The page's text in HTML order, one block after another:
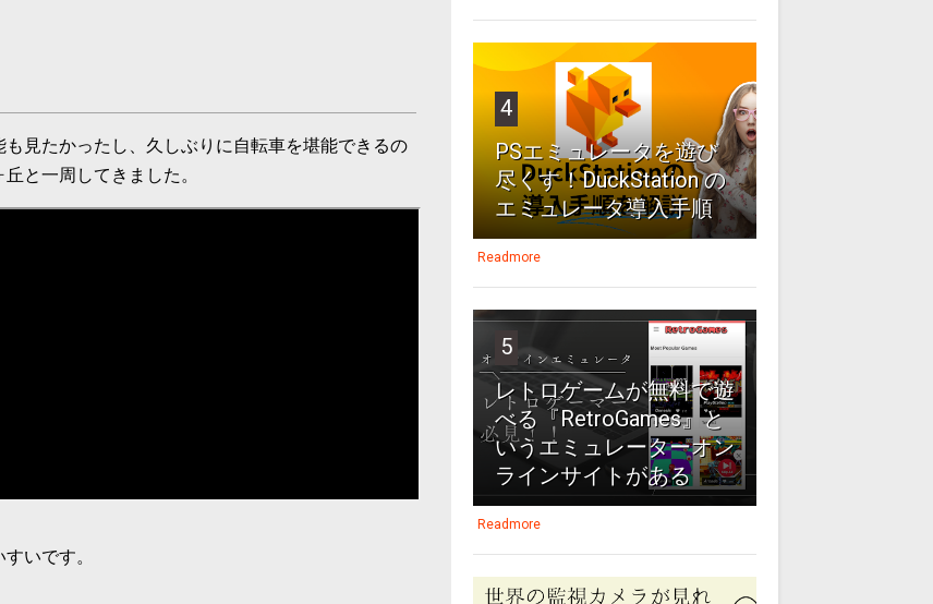
見たかったし、久しぶりに自転車を堪能できるの
と一周してきました。
いです。
4
PSエミュレータを遊び
尽くす！DuckStation の
エミュレータ導入手順
Readmore
5
レトロゲームが無料で遊
べる『RetroGames』と
いうエミュレーターオン
ラインサイトがある
Readmore